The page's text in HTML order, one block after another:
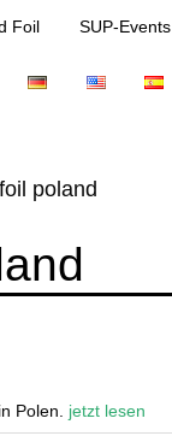
Foil SUP-Events
poland
Polen. jetzt lesen